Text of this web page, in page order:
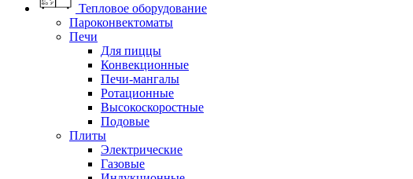
Тепловое оборудование
Пароконвектоматы
Печи
Для пиццы
Конвекционные
Печи-мангалы
Ротационные
Высокоскоростные
Подовые
Плиты
Электрические
Газовые